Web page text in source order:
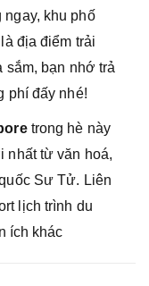
ngay, khu phố
địa điểm trải
sắm, bạn nhớ trả
phí đấy nhé!
trong hè này
nhất từ văn hoá,
Sư Tử. Liên
lịch trình du
ích khác